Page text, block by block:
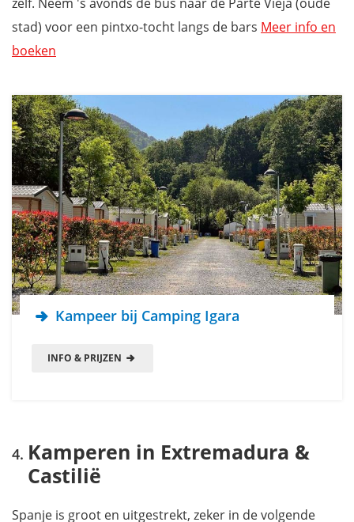
stad) voor een pintxo-tocht langs de bars Meer info en
boeken
Kampeer bij Camping Igara
INFO & PRIJZEN
Kamperen in Extremadura &
Castilië
Spanje is groot en uitgestrekt, zeker in de volgende